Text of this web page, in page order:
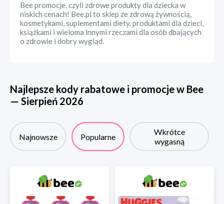
Bee promocje, czyli zdrowe produkty dla dziecka w
niskich cenach! Bee.pl to sklep ze zdrową żywnością,
kosmetykami, suplementami diety, produktami dla dzieci,
książkami i wieloma innymi rzeczami dla osób dbających
o zdrowie i dobry wygląd.
Najlepsze kody rabatowe i promocje w Bee
— Sierpień 2026
Najnowsze Popularne
Wkrótce
wygasną